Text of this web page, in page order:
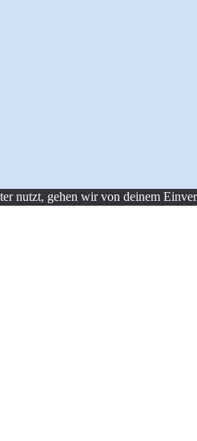
nutzt, gehen wir von deinem